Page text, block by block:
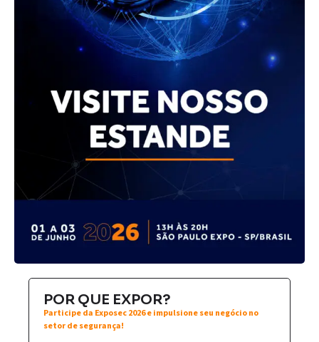
POR QUE EXPOR?
Participe da Exposec 2026 e impulsione seu negócio no
setor de segurança!